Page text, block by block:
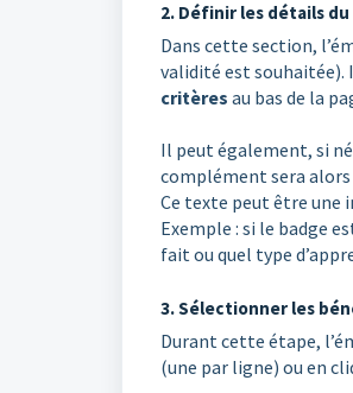
2. Définir les détails
Dans cette section,
validité est souhaitée).
critères au bas de la
Il peut également, si
complément sera alors
Ce texte peut être une
Exemple : si le badge
fait ou quel type
3. Sélectionner les
Durant cette étape,
(une par ligne) ou en